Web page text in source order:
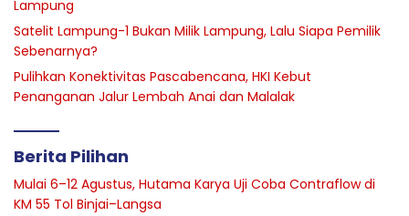
Lampung
Satelit Lampung-1 Bukan Milik Lampung, Lalu Siapa Pemilik
Sebenarnya?
Pulihkan Konektivitas Pascabencana, HKI Kebut
Penanganan Jalur Lembah Anai dan Malalak
Berita Pilihan
Mulai 6–12 Agustus, Hutama Karya Uji Coba Contraflow di
KM 55 Tol Binjai–Langsa